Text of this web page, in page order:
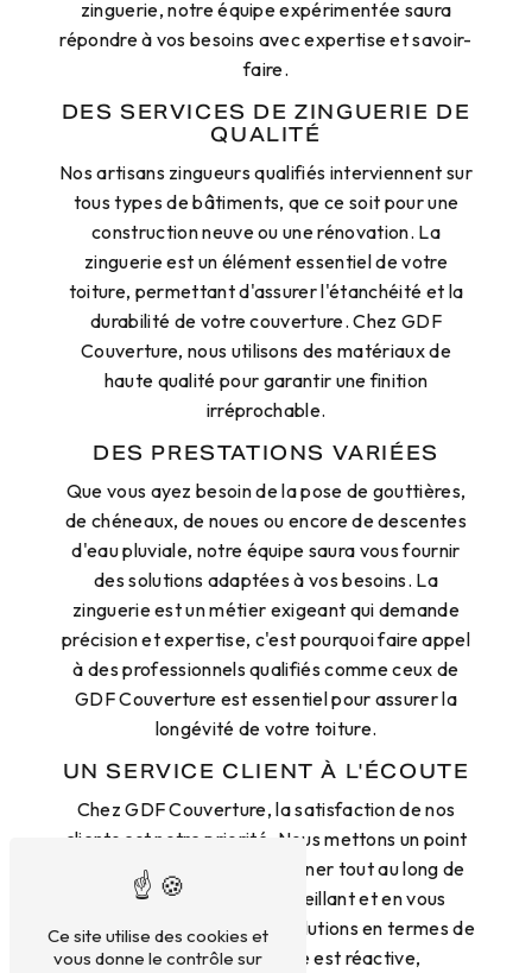
zinguerie, notre équipe expérimentée saura
répondre à vos besoins avec expertise et savoir-
faire.
DES SERVICES DE ZINGUERIE DE
QUALITÉ
Nos artisans zingueurs qualifiés interviennent sur
tous types de bâtiments, que ce soit pour une
construction neuve ou une rénovation. La
zinguerie est un élément essentiel de votre
toiture, permettant d'assurer l'étanchéité et la
durabilité de votre couverture. Chez GDF
Couverture, nous utilisons des matériaux de
haute qualité pour garantir une finition
irréprochable.
DES PRESTATIONS VARIÉES
Que vous ayez besoin de la pose de gouttières,
de chéneaux, de noues ou encore de descentes
d'eau pluviale, notre équipe saura vous fournir
des solutions adaptées à vos besoins. La
zinguerie est un métier exigeant qui demande
précision et expertise, c'est pourquoi faire appel
à des professionnels qualifiés comme ceux de
GDF Couverture est essentiel pour assurer la
longévité de votre toiture.
UN SERVICE CLIENT À L'ÉCOUTE
Chez GDF Couverture, la satisfaction de nos
clients est notre priorité. Nous mettons un point
d'honneur à vous accompagner tout au long de
votre projet, en vous conseillant et en vous
guidant vers les meilleures solutions en termes de
zinguerie. Notre équipe est réactive,
Ce site utilise des cookies et
vous donne le contrôle sur